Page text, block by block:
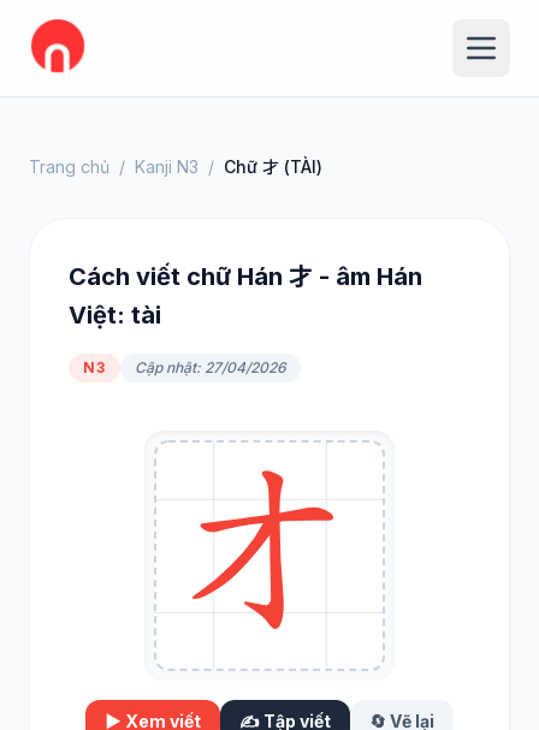
Trang chủ / Kanji N3 / Chữ 才 (TÀI)
Cách viết chữ Hán 才 - âm Hán
Việt: tài
N3 Cập nhật: 27/04/2026
▶️ Xem viết ✍️ Tập viết 🔄 Vẽ lại